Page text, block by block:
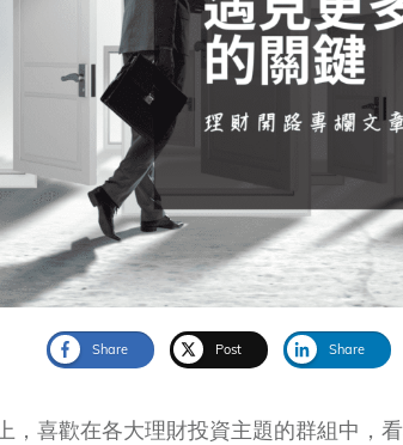
Share Post Share
，喜歡在各大理財投資主題的群組中，